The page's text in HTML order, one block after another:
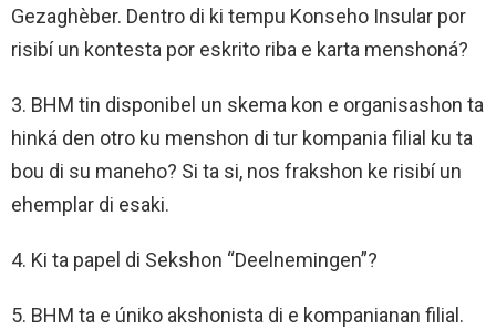
Gezaghèber. Dentro di ki tempu Konseho Insular por
risibí un kontesta por eskrito riba e karta menshoná?
3. BHM tin disponibel un skema kon e organisashon ta
hinká den otro ku menshon di tur kompania filial ku ta
bou di su maneho? Si ta si, nos frakshon ke risibí un
ehemplar di esaki.
4. Ki ta papel di Sekshon “Deelnemingen”?
5. BHM ta e úniko akshonista di e kompanianan filial.